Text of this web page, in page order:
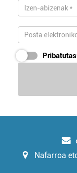
Nafarroa